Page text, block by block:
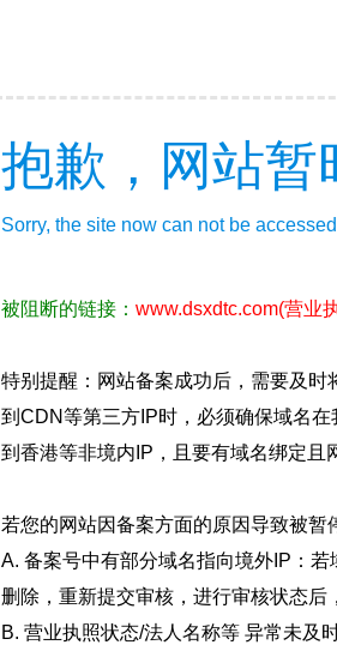
抱歉，网站暂
Sorry, the site now can not be
被阻断的链接： www.dsxdtc.com(营业
特别提醒：网站备案成功后，需要及
到CDN等第三方IP时，必须确保域名
到香港等非境内IP，且要有域名绑定
若您的网站因备案方面的原因导致被暂
A. 备案号中有部分域名指向境外IP：
删除，重新提交审核，进行审核状态后
B. 营业执照状态/法人名称等 异常未及